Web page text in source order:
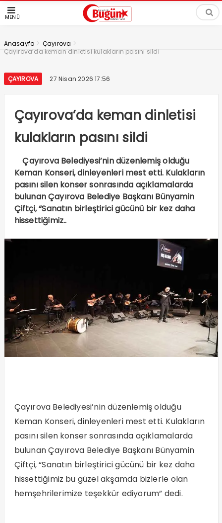
MENÜ
Anasayfa > Çayırova >
Çayırova’da keman dinletisi kulakların pasını sildi
ÇAYIROVA 27 Nisan 2026 17:56
Çayırova’da keman dinletisi
kulakların pasını sildi
Çayırova Belediyesi’nin düzenlemiş olduğu
Keman Konseri, dinleyenleri mest etti. Kulakların
pasını silen konser sonrasında açıklamalarda
bulunan Çayırova Belediye Başkanı Bünyamin
Çiftçi, “Sanatın birleştirici gücünü bir kez daha
hissettiğimiz..
Çayırova Belediyesi’nin düzenlemiş olduğu
Keman Konseri, dinleyenleri mest etti. Kulakların
pasını silen konser sonrasında açıklamalarda
bulunan Çayırova Belediye Başkanı Bünyamin
Çiftçi, “Sanatın birleştirici gücünü bir kez daha
hissettiğimiz bu güzel akşamda bizlerle olan
hemşehrilerimize teşekkür ediyorum” dedi.